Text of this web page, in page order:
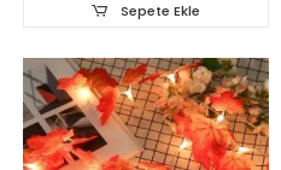
Sepete Ekle